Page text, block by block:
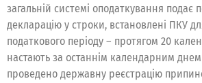
загальній системі оподаткування подає
декларацію у строки, встановлені ПКУ
податкового періоду – протягом 20
настають за останнім календарним
проведено державну реєстрацію